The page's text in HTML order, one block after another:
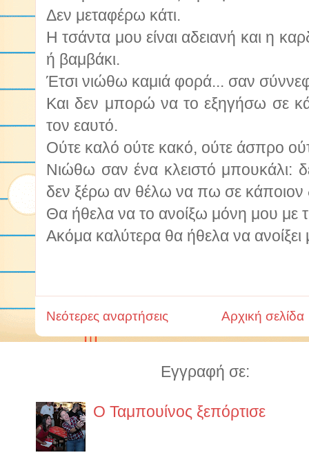
Δεν μεταφέρω κάτι.
Η τσάντα μου είναι αδειανή και η
ή βαμβάκι.
Έτσι νιώθω καμιά φορά... σαν
Και δεν μπορώ να το εξηγήσω σε
τον εαυτό.
Ούτε καλό ούτε κακό, ούτε άσπρο
Νιώθω σαν ένα κλειστό μπουκάλι:
δεν ξέρω αν θέλω να πω σε κάποιον
Θα ήθελα να το ανοίξω μόνη μου με
Ακόμα καλύτερα θα ήθελα να ανοίξει
Νεότερες αναρτήσεις Αρχική σελίδα
Εγγραφή σε:
Ο Ταμπουίνος ξεπόρτισε